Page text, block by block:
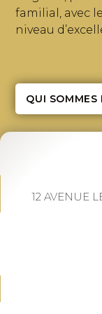
familial, avec
niveau
QUI SOMMES
12 AVENUE